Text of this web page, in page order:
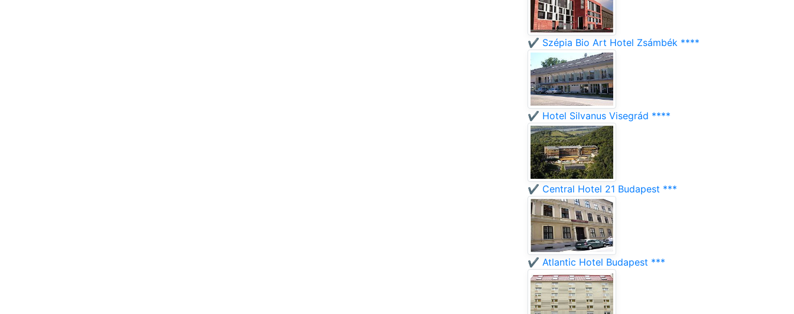
✔️ Szépia Bio Art Hotel Zsámbék ****
✔️ Hotel Silvanus Visegrád ****
✔️ Central Hotel 21 Budapest ***
✔️ Atlantic Hotel Budapest ***